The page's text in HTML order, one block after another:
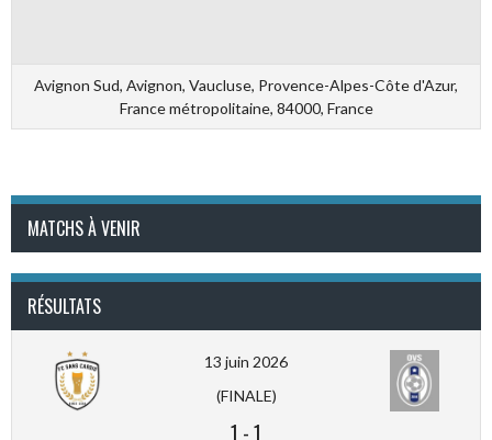
Avignon Sud, Avignon, Vaucluse, Provence-Alpes-Côte d'Azur,
France métropolitaine, 84000, France
MATCHS À VENIR
RÉSULTATS
13 juin 2026
(FINALE)
1 -1